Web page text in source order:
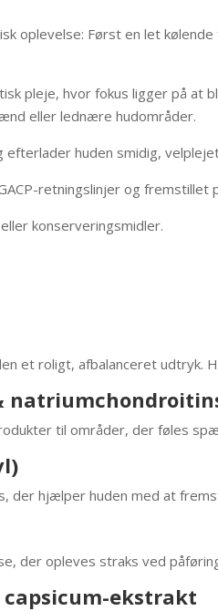
oplevelse: Først en let
pleje, hvor fokus ligger på
eller lednære hudområder.
huden smidig,
retningslinjer og fremstillet
konserveringsmidler.
et roligt, afbalanceret udtryk.
til områder, der føles
der hjælper huden med at
der opleves straks ved
ekstrakt